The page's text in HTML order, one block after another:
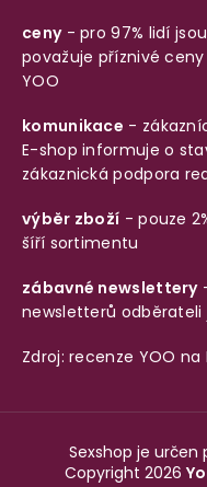
ceny- pro 97% lidí
považuje příznivé
YOO
komunikace -
E-shop informuje o
zákaznická podpora
výběr zboží - pouze
šíří sortimentu
zábavné newslettery
newsletterů odběrateli
Zdroj: recenze YOO na
Sexshop je určen
Copyright 2026